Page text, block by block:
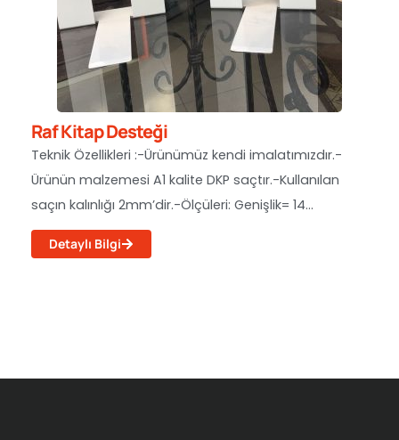
Raf Kitap Desteği
Teknik Özellikleri :-Ürünümüz kendi imalatımızdır.-
Ürünün malzemesi A1 kalite DKP saçtır.-Kullanılan
saçın kalınlığı 2mm’dir.-Ölçüleri: Genişlik= 14...
Detaylı Bilgi